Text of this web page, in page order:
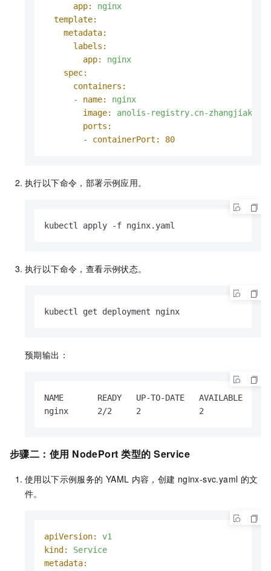
app:
nginx
template:
metadata:
labels:
app:
nginx
spec:
containers:
-
name:
nginx
image:
anolis-registry.cn-
ports:
-
containerPort: 80
执行以下命令，部署示例应用。
kubectl apply -f nginx.yaml
执行以下命令，查看示例状态。
kubectl get deployment nginx
预期输出：
NAME       READY   UP-TO-DATE   AVAILABLE   AGE
nginx      2/2     2            2           43s
步骤二：使用 NodePort 类型的 Service
使用以下示例服务的 YAML 内容，创建 nginx-svc.yaml 的文
件。
apiVersion:
v1
kind:
Service
metadata: